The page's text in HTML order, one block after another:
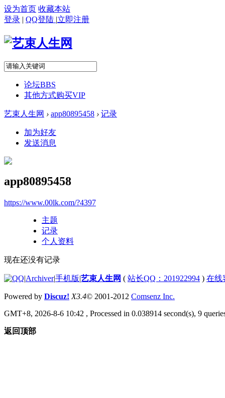
设为首页 收藏本站
登录 | QQ登陆 |立即注册
论坛BBS
其他方式购买VIP
艺束人生网 › app80895458 › 记录
加为好友
发送消息
app80895458
https://www.00lk.com/?4397
主题
记录
个人资料
现在还没有记录
|Archiver|手机版|艺束人生网 ( 站长QQ：201922994 ) 在线
Powered by Discuz! X3.4© 2001-2012 Comsenz Inc.
GMT+8, 2026-8-6 10:42 , Processed in 0.038914 second(s), 9
返回顶部